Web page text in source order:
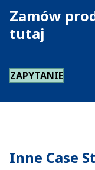
Zamów
tutaj
ZAPYTANIE
Inne Case